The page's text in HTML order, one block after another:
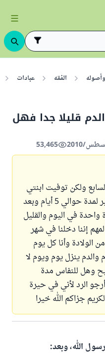
الفقه عبادات
قليلا جدا فهل
53,465
ولكن توفيت ابنتي
وهذا حكم الله نزل علي دم كثير لمدة حوالي 5 أيام وبعد
واحدة في اليوم والقليل
إننا دخلنا في شهر
رمضان وانا كنت في اليوم 11 من الولادة وأنا كل يوم
ينزل يوم ويوم لا
وهل للنفاس مدة
الرد لأني في حيرة
جزاكم الله خيرا
الله، وبعد: